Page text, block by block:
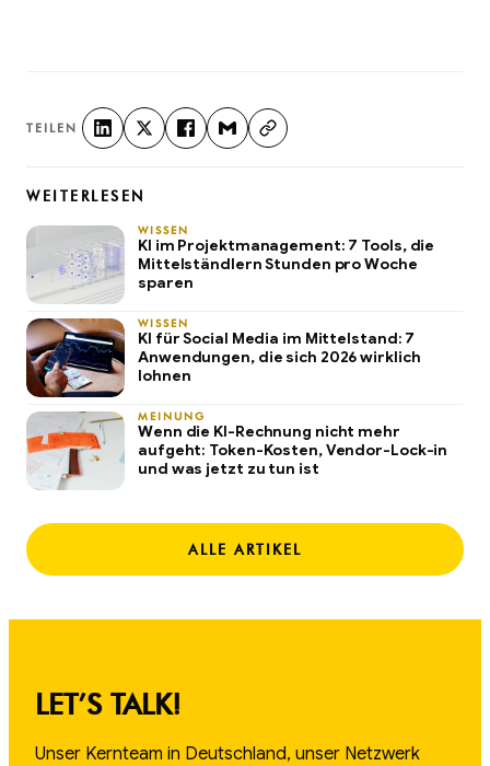
TEILEN
WEITERLESEN
WISSEN
KI im Projektmanagement: 7 Tools, die
Mittelständlern Stunden pro Woche
sparen
WISSEN
KI für Social Media im Mittelstand: 7
Anwendungen, die sich 2026 wirklich
lohnen
MEINUNG
Wenn die KI-Rechnung nicht mehr
aufgeht: Token-Kosten, Vendor-Lock-in
und was jetzt zu tun ist
ALLE ARTIKEL
LET’S TALK!
Unser Kernteam in Deutschland, unser Netzwerk